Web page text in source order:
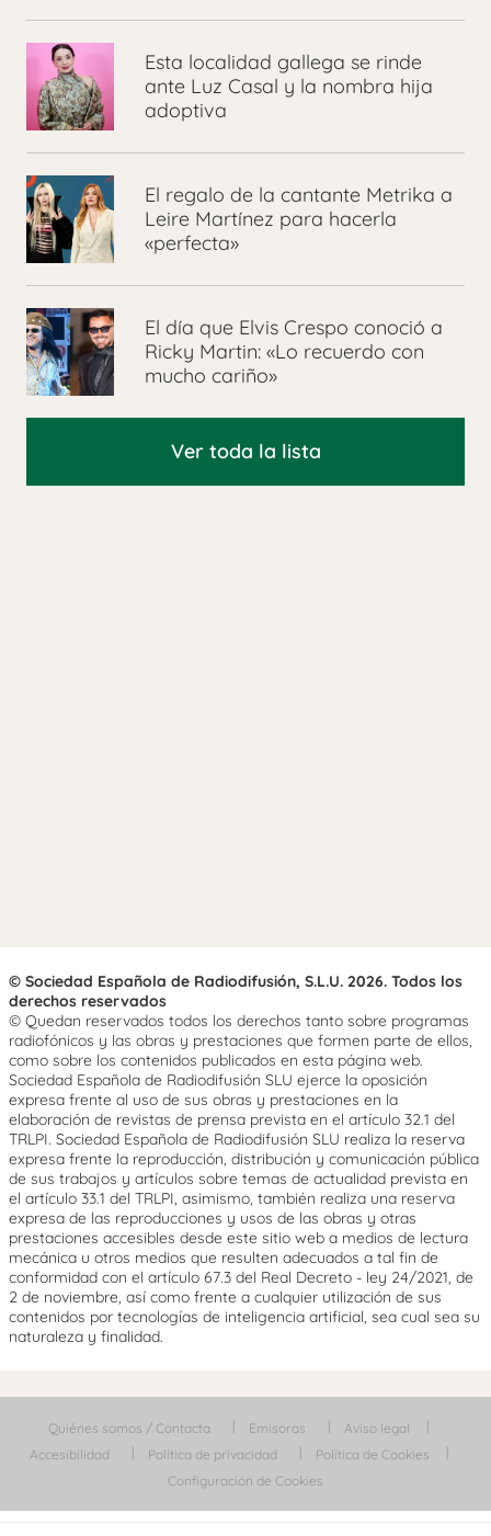
Esta localidad gallega se rinde
ante Luz Casal y la nombra hija
adoptiva
El regalo de la cantante Metrika a
Leire Martínez para hacerla
«perfecta»
El día que Elvis Crespo conoció a
Ricky Martin: «Lo recuerdo con
mucho cariño»
Ver toda la lista
© Sociedad Española de Radiodifusión, S.L.U. 2026. Todos los
derechos reservados
© Quedan reservados todos los derechos tanto sobre programas
radiofónicos y las obras y prestaciones que formen parte de ellos,
como sobre los contenidos publicados en esta página web.
Sociedad Española de Radiodifusión SLU ejerce la oposición
expresa frente al uso de sus obras y prestaciones en la
elaboración de revistas de prensa prevista en el artículo 32.1 del
TRLPI. Sociedad Española de Radiodifusión SLU realiza la reserva
expresa frente la reproducción, distribución y comunicación pública
de sus trabajos y artículos sobre temas de actualidad prevista en
el artículo 33.1 del TRLPI, asimismo, también realiza una reserva
expresa de las reproducciones y usos de las obras y otras
prestaciones accesibles desde este sitio web a medios de lectura
mecánica u otros medios que resulten adecuados a tal fin de
conformidad con el artículo 67.3 del Real Decreto - ley 24/2021, de
2 de noviembre, así como frente a cualquier utilización de sus
contenidos por tecnologías de inteligencia artificial, sea cual sea su
naturaleza y finalidad.
Quiénes somos / Contacta Emisoras
Aviso legal
Accesibilidad
Política de privacidad
Política de Cookies
Configuración de Cookies